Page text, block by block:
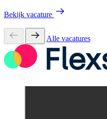
Bekijk vacature
Alle vacatures